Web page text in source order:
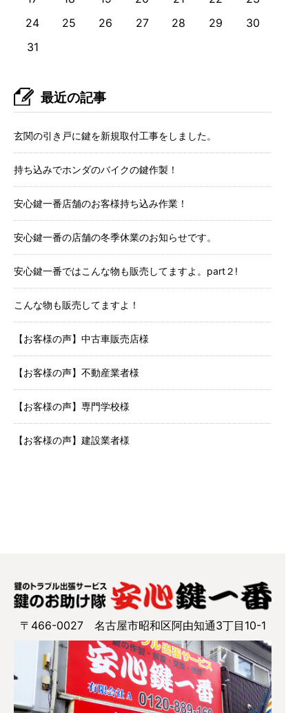
24
25 26 27 28 29
30
31
最近の記事
玄関の引き戸に鍵を新規取付工事をしました。
持ち込みでホンダのバイクの鍵作製！
安心鍵一番店舗のお客様持ち込み作業！
安心鍵一番の店舗の冬季休業のお知らせです。
安心鍵一番ではこんな物も販売してますよ。part２!
こんな物も販売してますよ！
【お客様の声】中古車販売店様
【お客様の声】不動産業者様
【お客様の声】専門学校様
【お客様の声】建設業者様
〒466-0027 名古屋市昭和区阿由知通3丁目10-1